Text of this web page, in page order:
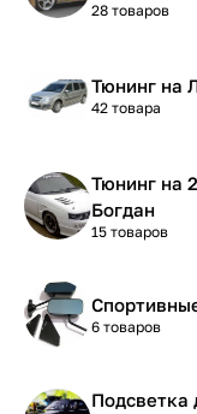
28 товаров
Тюнинг на
42 товара
Тюнинг на 2110-11-12,
Богдан
15 товаров
6 товаров
Подсветка